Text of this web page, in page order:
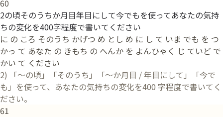
60
2の頃そのうちか月目年目にして今でもを使ってあなたの気持
ちの変化を400字程度で書いてください
に の ころ そのうち かげつ め とし め に し て いま でも を つ
かっ て あなた の きもち の へんか を よんひゃく じ ていど で
かい て ください
2) 「〜の頃」「そのうち」「〜か月目 / 年目にして」「今で
も」を使って、あなたの気持ちの変化を400 字程度で書いてく
ださい。
61